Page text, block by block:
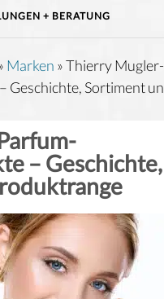
Marken »Thierry Mugler-
Geschichte, Sortiment
– Geschichte,